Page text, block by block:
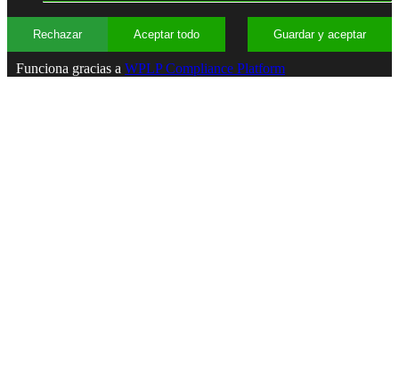
Rechazar Aceptar todo Guardar y aceptar
Funciona gracias a WPLP Compliance Platform